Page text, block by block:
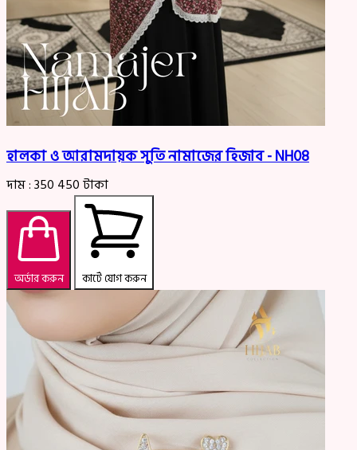
হালকা ও আরামদায়ক সুতি নামাজের হিজাব - NH08
দাম :350 450টাকা
অর্ডার করুন কার্টে যোগ করুন